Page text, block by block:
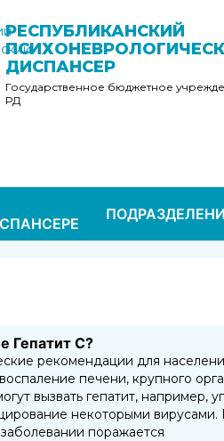
РЕСПУБЛИКАНСКИЙ
ДИСПАНСЕР
Государственное бюджетное
РД
Гепатит С?
рекомендации для
воспаление печени, крупного
вызвать гепатит, например,
некоторыми вирусами.
поражается